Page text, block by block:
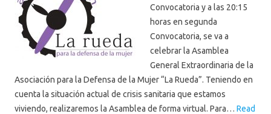
Convocatoria y a las 20:15
horas en segunda
Convocatoria, se va a
celebrar la Asamblea
General Extraordinaria de la
Asociación para la Defensa de la Mujer “La Rueda”. Teniendo en
cuenta la situación actual de crisis sanitaria que estamos
viviendo, realizaremos la Asamblea de forma virtual. Para… Read